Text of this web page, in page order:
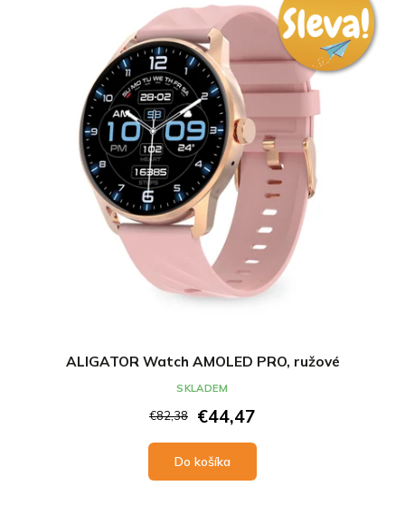
ALIGATOR Watch AMOLED PRO, ružové
€82,38 €44,47
Do košíka
SKLADEM